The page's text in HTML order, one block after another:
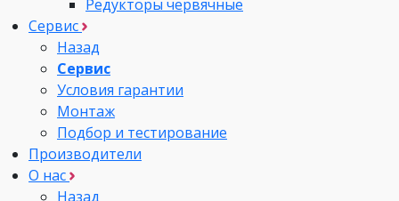
Редукторы червячные
Сервис
Назад
Сервис
Условия гарантии
Монтаж
Подбор и тестирование
Производители
О нас
Назад